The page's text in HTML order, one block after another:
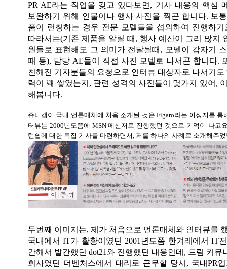
PR AE라는 직업을 갖고 있다보면, 기사 내용의 핵심
보완하기 위해 인물이나 행사 사진을 찍곤 합니다. 보
품이 런칭하는 경우 전문 모델들을 섭외하여 진행하기
따라서는(기존 제품을 알릴 때 , 행사 예산이 그리 많지
원들로 표현해도 그 의미가 전달될때 , 모델이 갑자기
때 등), 담당AE들이 직접 사진 모델로 나서곤 합니다.
친해진 기자분들의 요청으로 인터뷰 대상자로 나서기도
력이 꽤 쌓였는지, 관련 성격의 사진들이 몇가지 있어,
해봅니다.
쥬니캡이 국내 언론매체에 처음 소개된 것은 Figaro라는 여성지를 통
터뷰는 2000년도쯤에 MSN메신저로 진행했던 것으로 기억이 나고
턴쉽에 대한 특집 기사를 마련하면서, 저를 하나의 사례로 소개해주
두번째 이미지는, 제가 처음으로 언론매체와 인터뷰를
국내에서 IT가 활황이였던 2001 년도쯤 한겨레에서 IT
간해서 발간했던 dot21와 진행했던 내용인데 , 드림 커뮤
회사였던 더벤처스에서 대리로 근무할 당시 , 국내PR